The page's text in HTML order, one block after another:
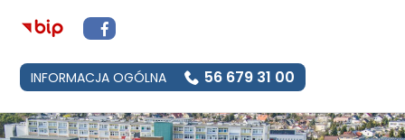
INFORMACJA OGÓLNA 56 679 31 00